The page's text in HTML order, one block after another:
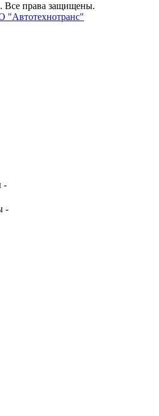
Все права защищены.
"Автотехнотранс"
-
-